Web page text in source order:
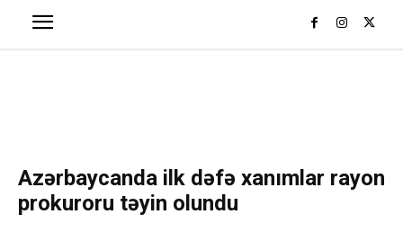
Azərbaycanda ilk dəfə xanımlar rayon
prokuroru təyin olundu